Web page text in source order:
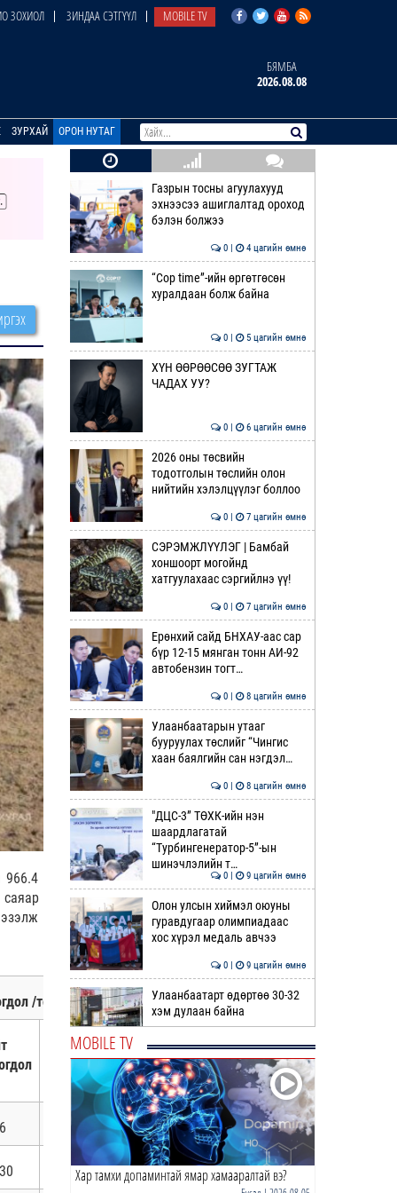
ЗОХИОЛ ЗИНДАА СЭТГҮҮЛ MOBILE TV
БЯМБА
2026.08.08
ЗУРХАЙ ОРОН НУТАГ
/тол/
Эзлэх
хувь
Газрын тосны агуулахууд
эхнээсээ ашиглалтад ороход
бэлэн болжээ
0 | 4 цагийн өмнө
“Cop time”-ийн өргөтгөсөн
хуралдаан болж байна
0 | 5 цагийн өмнө
ХҮН ӨӨРӨӨСӨӨ ЗУГТАЖ
ЧАДАХ УУ?
0 | 6 цагийн өмнө
2026 оны төсвийн
тодотголын төслийн олон
нийтийн хэлэлцүүлэг боллоо
0 | 7 цагийн өмнө
СЭРЭМЖЛҮҮЛЭГ | Бамбай
хоншоорт могойнд
хатгуулахаас сэргийлнэ үү!
0 | 7 цагийн өмнө
Ерөнхий сайд БНХАУ-аас сар
бүр 12-15 мянган тонн АИ-92
автобензин тогт…
0 | 8 цагийн өмнө
Улаанбаатарын утааг
бууруулах төслийг “Чингис
хаан баялгийн сан нэгдэл…
0 | 8 цагийн өмнө
"ДЦС-3” ТӨХК-ийн нэн
шаардлагатай
“Турбингенератор-5”-ын
шинэчлэлийн т…
0 | 9 цагийн өмнө
Олон улсын хиймэл оюуны
гуравдугаар олимпиадаас
хос хүрэл медаль авчээ
0 | 9 цагийн өмнө
Улаанбаатарт өдөртөө 30-32
хэм дулаан байна
ДОРНЫН ЗУРХАЙ | Морь,
нохой жилтнээ аливаа үйлийг
хийхэд эерэг сайн
0 | 10 цагийн өмнө
ӨГЛӨӨНИЙ МЭНД!
MOBILE TV
Хар тамхи допаминтай ямар хамааралтай вэ?